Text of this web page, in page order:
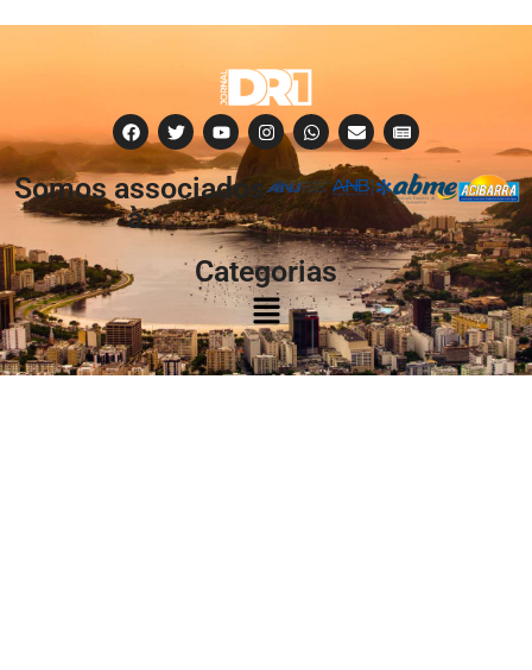
Somos associados
à:
Categorias